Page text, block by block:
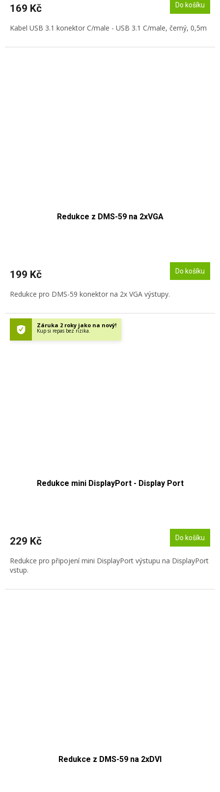
169 Kč Do košíku
Kabel USB 3.1 konektor C/male - USB 3.1 C/male, černý, 0,5m
Redukce z DMS-59 na 2xVGA
199 Kč Do košíku
Redukce pro DMS-59 konektor na 2x VGA výstupy.
Záruka 2 roky jako na nový!
Kup si repas bez rizika.
Redukce mini DisplayPort - Display Port
229 Kč Do košíku
Redukce pro připojení mini DisplayPort výstupu na DisplayPort
vstup.
Redukce z DMS-59 na 2xDVI